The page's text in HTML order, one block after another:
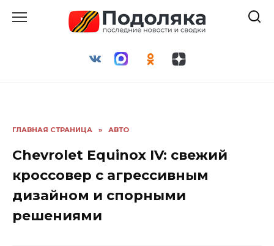
ГЛАВНАЯ СТРАНИЦА » АВТО
Chevrolet Equinox IV: свежий
кроссовер с агрессивным
дизайном и спорными
решениями